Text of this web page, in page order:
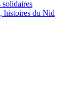
solidaires
histoires du Nid